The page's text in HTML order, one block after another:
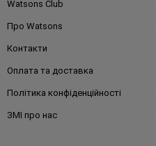
Watsons Club
Про Watsons
Контакти
Оплата та доставка
Політика конфіденційності
ЗМІ про нас